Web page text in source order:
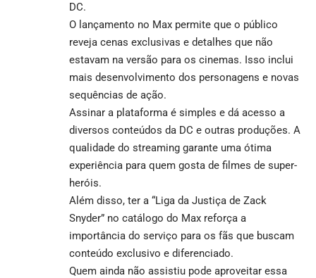
DC.
O lançamento no Max permite que o público
reveja cenas exclusivas e detalhes que não
estavam na versão para os cinemas. Isso inclui
mais desenvolvimento dos personagens e novas
sequências de ação.
Assinar a plataforma é simples e dá acesso a
diversos conteúdos da DC e outras produções. A
qualidade do streaming garante uma ótima
experiência para quem gosta de filmes de super-
heróis.
Além disso, ter a “Liga da Justiça de Zack
Snyder” no catálogo do Max reforça a
importância do serviço para os fãs que buscam
conteúdo exclusivo e diferenciado.
Quem ainda não assistiu pode aproveitar essa